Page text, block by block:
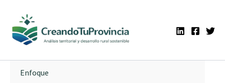
contenido
Enfoque